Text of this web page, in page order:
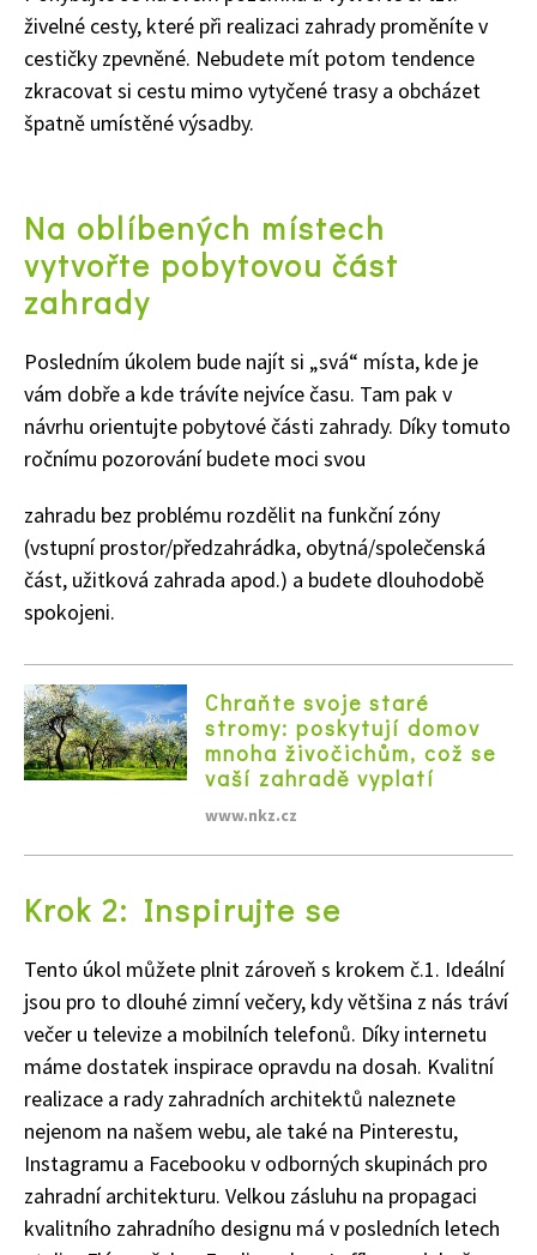
Naše krásná zahrada
živelné cesty, které při realizaci zahrady proměníte v
cestičky zpevněné. Nebudete mít potom tendence
zkracovat si cestu mimo vytyčené trasy a obcházet
špatně umístěné výsadby.
Na oblíbených místech
vytvořte pobytovou část
zahrady
Posledním úkolem bude najít si „svá“ místa, kde je
vám dobře a kde trávíte nejvíce času. Tam pak v
návrhu orientujte pobytové části zahrady. Díky tomuto
ročnímu pozorování budete moci svou
zahradu bez problému rozdělit na funkční zóny
(vstupní prostor/předzahrádka, obytná/společenská
část, užitková zahrada apod.) a budete dlouhodobě
spokojeni.
Chraňte svoje staré
stromy: poskytují domov
mnoha živočichům, což se
vaší zahradě vyplatí
www.nkz.cz
Krok 2: Inspirujte se
Tento úkol můžete plnit zároveň s krokem č.1. Ideální
jsou pro to dlouhé zimní večery, kdy většina z nás tráví
večer u televize a mobilních telefonů. Díky internetu
máme dostatek inspirace opravdu na dosah. Kvalitní
realizace a rady zahradních architektů naleznete
nejenom na našem webu, ale také na Pinterestu,
Instagramu a Facebooku v odborných skupinách pro
zahradní architekturu. Velkou zásluhu na propagaci
kvalitního zahradního designu má v posledních letech